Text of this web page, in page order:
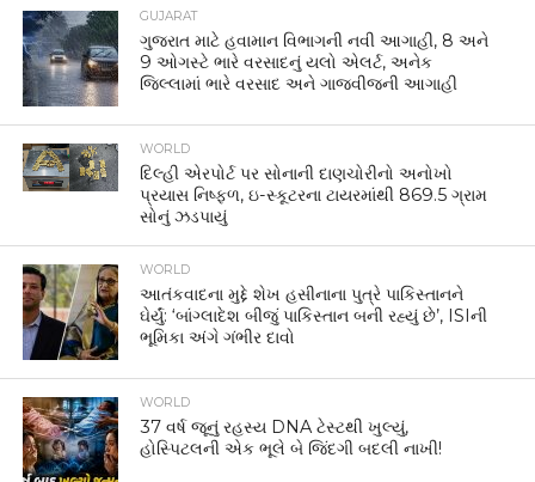
GUJARAT
ગુજરાત માટે હવામાન વિભાગની નવી આગાહી, 8 અને
9 ઓગસ્ટે ભારે વરસાદનું યલો એલર્ટ, અનેક
જિલ્લામાં ભારે વરસાદ અને ગાજવીજની આગાહી
WORLD
દિલ્હી એરપોર્ટ પર સોનાની દાણચોરીનો અનોખો
પ્રયાસ નિષ્ફળ, ઇ-સ્કૂટરના ટાયરમાંથી 869.5 ગ્રામ
સોનું ઝડપાયું
WORLD
આતંકવાદના મુદ્દે શેખ હસીનાના પુત્રે પાકિસ્તાનને
ઘેર્યું: ‘બાંગ્લાદેશ બીજું પાકિસ્તાન બની રહ્યું છે’, ISIની
ભૂમિકા અંગે ગંભીર દાવો
WORLD
37 વર્ષ જૂનું રહસ્ય DNA ટેસ્ટથી ખુલ્યું,
હોસ્પિટલની એક ભૂલે બે જિંદગી બદલી નાખી!